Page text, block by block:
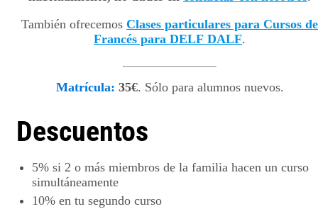
También ofrecemos Clases particulares para Cursos de
Francés para DELF DALF.
Matrícula: 35€. Sólo para alumnos nuevos.
Descuentos
5%si 2 o más miembros de la familia hacen un curso
simultáneamente
10%en tu segundo curso